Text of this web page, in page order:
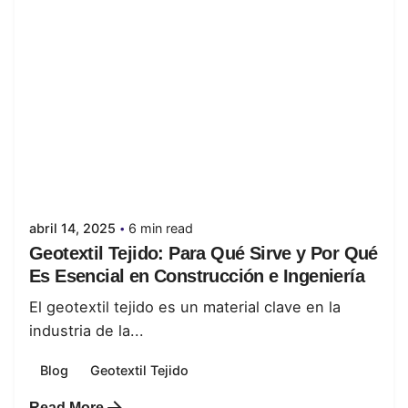
abril 14, 2025 6 min read
Geotextil Tejido: Para Qué Sirve y Por Qué
Es Esencial en Construcción e Ingeniería
El geotextil tejido es un material clave en la
industria de la...
Blog Geotextil Tejido